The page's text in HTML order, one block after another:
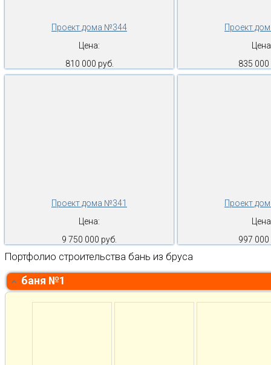
Проект дома №344
Цена:
810 000 руб.
Проект
835 000
Проект дома №341
Цена:
9 750 000 руб.
Проект
997 000
Портфолио строительства бань из бруса
баня №1